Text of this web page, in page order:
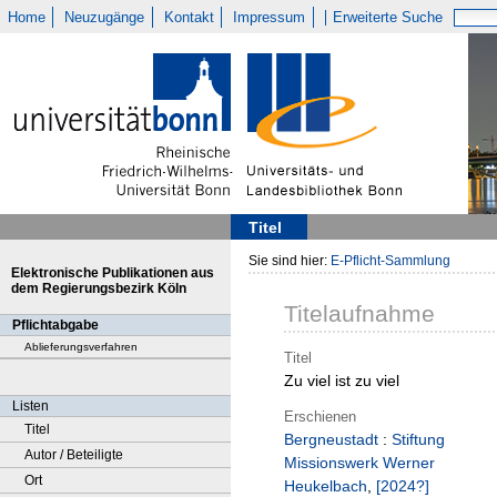
Home Neuzugänge Kontakt Impressum Erweiterte Suche
Titel
Elektronische Publikationen aus
dem Regierungsbezirk Köln
Pflichtabgabe
Ablieferungsverfahren
Listen
Titel
Autor / Beteiligte
Ort
Sie sind hier: E-Pflicht-Sammlung
Titelaufnahme
Titel
Zu viel ist zu viel
Erschienen
Bergneustadt : Stiftung
Missionswerk Werner
Heukelbach, [2024?]